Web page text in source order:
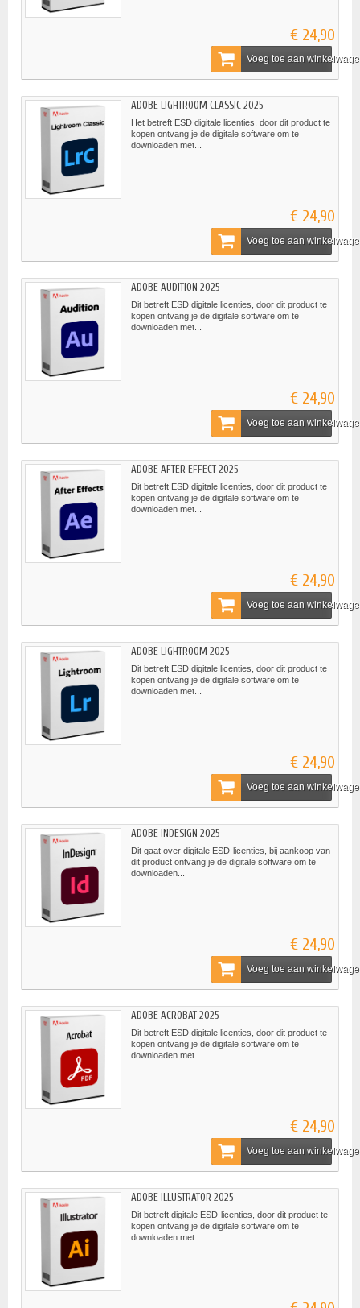
€ 24,90
Voeg toe aan
ADOBE LIGHTROOM CLASSIC 2025
Het betreft ESD digitale licenties, door dit product te
kopen ontvang je de digitale software om te
downloaden met...
€ 24,90
Voeg toe aan
ADOBE AUDITION 2025
Dit betreft ESD digitale licenties, door dit product te
kopen ontvang je de digitale software om te
downloaden met...
€ 24,90
Voeg toe aan
ADOBE AFTER EFFECT 2025
Dit betreft ESD digitale licenties, door dit product te
kopen ontvang je de digitale software om te
downloaden met...
€ 24,90
Voeg toe aan
ADOBE LIGHTROOM 2025
Dit betreft ESD digitale licenties, door dit product te
kopen ontvang je de digitale software om te
downloaden met...
€ 24,90
Voeg toe aan
ADOBE INDESIGN 2025
Dit gaat over digitale ESD-licenties, bij aankoop van
dit product ontvang je de digitale software om te
downloaden...
€ 24,90
Voeg toe aan
ADOBE ACROBAT 2025
Dit betreft ESD digitale licenties, door dit product te
kopen ontvang je de digitale software om te
downloaden met...
€ 24,90
Voeg toe aan
ADOBE ILLUSTRATOR 2025
Dit betreft digitale ESD-licenties, door dit product te
kopen ontvang je de digitale software om te
downloaden met...